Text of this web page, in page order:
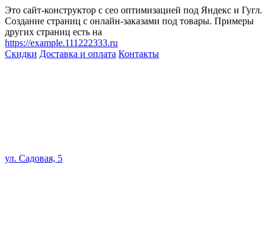
Это сайт-конструктор с сео оптимизацией под Яндекс и Гугл.
Создание страниц с онлайн-заказами под товары. Примеры
других страниц есть на
https://example.111222333.ru
Скидки Доставка и оплата Контакты
ул. Садовая, 5